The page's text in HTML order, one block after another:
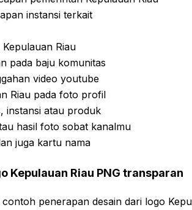
instansi terkait
Riau
pada baju komunitas
video youtube
Riau pada foto profil
instansi atau produk
hasil foto sobat kanalmu
juga kartu nama
Kepulauan Riau PNG transparan
penerapan desain dari logo